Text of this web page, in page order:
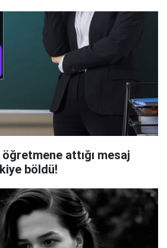
attığı mesaj
böldü!